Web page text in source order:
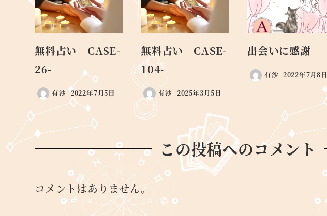
無料占い CASE-
26-
有沙 2022年7月5日
無料占い CASE-
104-
有沙 2025年3月5日
出会いに感謝
有沙 2022年7月8日
この投稿へのコメント
コメントはありません。